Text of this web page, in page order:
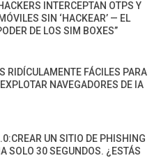
INTERCEPTAN OTPS Y
SIN ‘HACKEAR’ — EL
DE LOS SIM BOXES”
RIDÍCULAMENTE FÁCILES PARA
NAVEGADORES DE IA
UN SITIO DE PHISHING
SOLO 30 SEGUNDOS. ¿ESTÁS